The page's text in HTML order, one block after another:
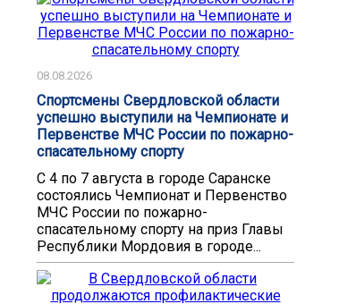
08.08.2026
Спортсмены Свердловской области
успешно выступили на Чемпионате и
Первенстве МЧС России по пожарно-
спасательному спорту
С 4 по 7 августа в городе Саранске
состоялись Чемпионат и Первенство
МЧС России по пожарно-
спасательному спорту на приз Главы
Республики Мордовия в городе...